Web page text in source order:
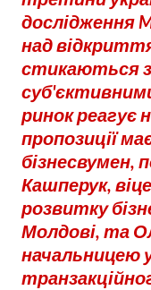
дослідження
над
стикаються
ринок реагує
пропозиції
бізнесвумен,
Кашперук,
розвитку
Молдові, та
начальницею